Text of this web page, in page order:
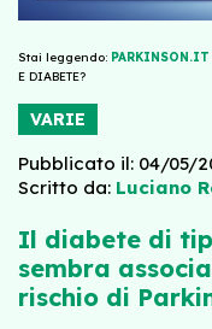
Stai leggendo: PARKINSON.IT
E DIABETE?
VARIE
Pubblicato il: 04/05/
Scritto da: Luciano
Il diabete di
sembra
rischio di